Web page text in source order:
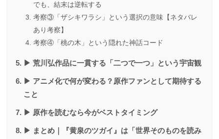
でも、結末は逆転する
考察③「ザシキワラシ」という選択の意味【ネタバレ
あり考察】
考察④「桃の木」という隠れた神話コード
▶ 荒川弘作品に一貫する「二つで一つ」という宇宙観
▶ アニメ化で何が変わる？原作ファンとして期待する
こと
▶ 原作を読むなら今がベストタイミング
▶ まとめ｜『黄泉のツガイ』は「世界そのものを読み